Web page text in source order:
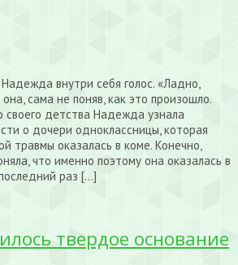
внутри себя голос. «Ладно,
сама не поняв, как это произошло.
детства Надежда узнала
о дочери одноклассницы, которая
травмы оказалась в коме. Конечно,
что именно поэтому она оказалась в
раз […]
твердое основание